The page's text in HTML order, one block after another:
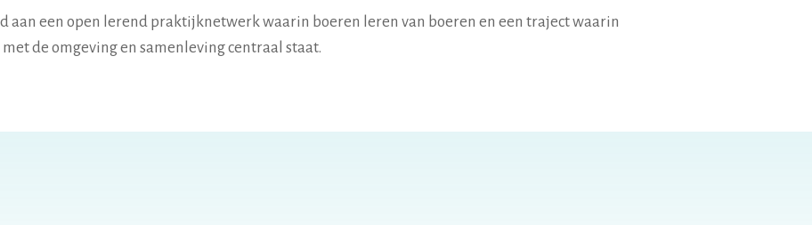
aan een open lerend praktijknetwerk waarin boeren leren van boeren en een traject waarin
de omgeving en samenleving centraal staat.